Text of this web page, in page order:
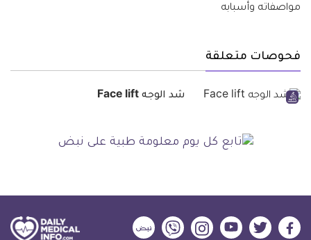
فحوصات متعلقة
شد الوجه Face lift
ديلي
ديلي
ديلي
ديلي
ديلي
ديلي